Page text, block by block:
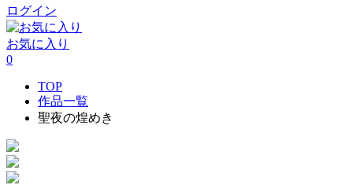
ログイン
お気に入り
0
TOP
作品一覧
聖夜の煌めき